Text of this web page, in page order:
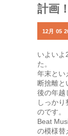
計画
12月 05
いよいよ
た。
年末とい
断捨離と
後の年越
しっか
のです。
Beat
の模様替